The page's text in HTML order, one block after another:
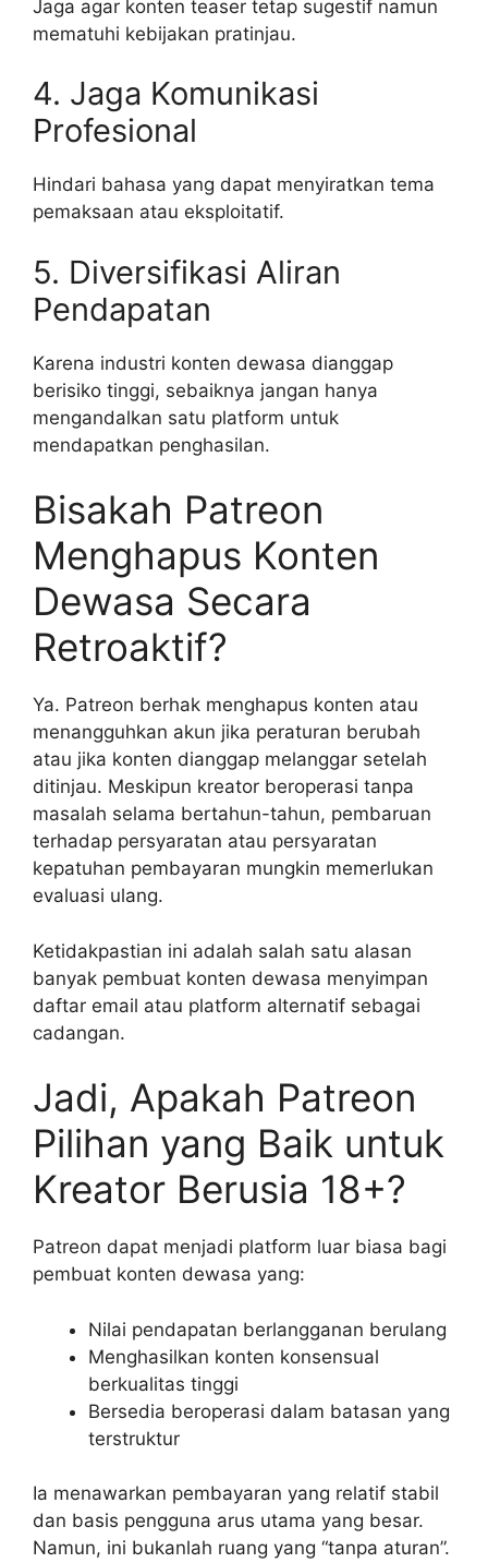
Jaga agar konten teaser tetap sugestif namun
mematuhi kebijakan pratinjau.
4. Jaga Komunikasi
Profesional
Hindari bahasa yang dapat menyiratkan tema
pemaksaan atau eksploitatif.
5. Diversifikasi Aliran
Pendapatan
Karena industri konten dewasa dianggap
berisiko tinggi, sebaiknya jangan hanya
mengandalkan satu platform untuk
mendapatkan penghasilan.
Bisakah Patreon
Menghapus Konten
Dewasa Secara
Retroaktif?
Ya. Patreon berhak menghapus konten atau
menangguhkan akun jika peraturan berubah
atau jika konten dianggap melanggar setelah
ditinjau. Meskipun kreator beroperasi tanpa
masalah selama bertahun-tahun, pembaruan
terhadap persyaratan atau persyaratan
kepatuhan pembayaran mungkin memerlukan
evaluasi ulang.
Ketidakpastian ini adalah salah satu alasan
banyak pembuat konten dewasa menyimpan
daftar email atau platform alternatif sebagai
cadangan.
Jadi, Apakah Patreon
Pilihan yang Baik untuk
Kreator Berusia 18+?
Patreon dapat menjadi platform luar biasa bagi
pembuat konten dewasa yang:
Nilai pendapatan berlangganan berulang
Menghasilkan konten konsensual
berkualitas tinggi
Bersedia beroperasi dalam batasan yang
terstruktur
Ia menawarkan pembayaran yang relatif stabil
dan basis pengguna arus utama yang besar.
Namun, ini bukanlah ruang yang “tanpa aturan”.